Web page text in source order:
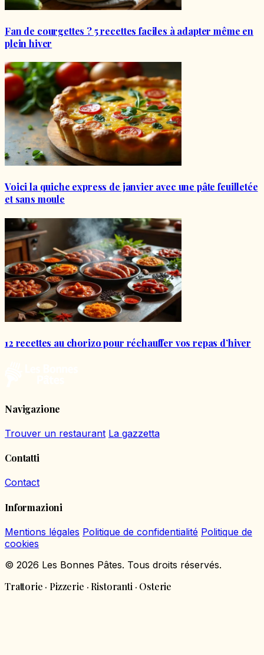
Fan de courgettes ? 5 recettes faciles à adapter même en
plein hiver
Voici la quiche express de janvier avec une pâte feuilletée
et sans moule
12 recettes au chorizo pour réchauffer vos repas d’hiver
Navigazione
Trouver un restaurant La gazzetta
Contatti
Contact
Informazioni
Mentions légales Politique de confidentialité Politique de
cookies
© 2026 Les Bonnes Pâtes. Tous droits réservés.
Trattorie · Pizzerie · Ristoranti · Osterie